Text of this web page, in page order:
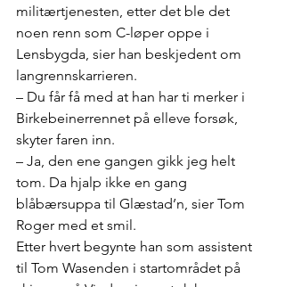
militærtjenesten, etter det ble det
noen renn som C-løper oppe i
Lensbygda, sier han beskjedent om
langrennskarrieren.
– Du får få med at han har ti merker i
Birkebeinerrennet på elleve forsøk,
skyter faren inn.
– Ja, den ene gangen gikk jeg helt
tom. Da hjalp ikke en gang
blåbærsuppa til Glæstad’n, sier Tom
Roger med et smil.
Etter hvert begynte han som assistent
til Tom Wasenden i startområdet på